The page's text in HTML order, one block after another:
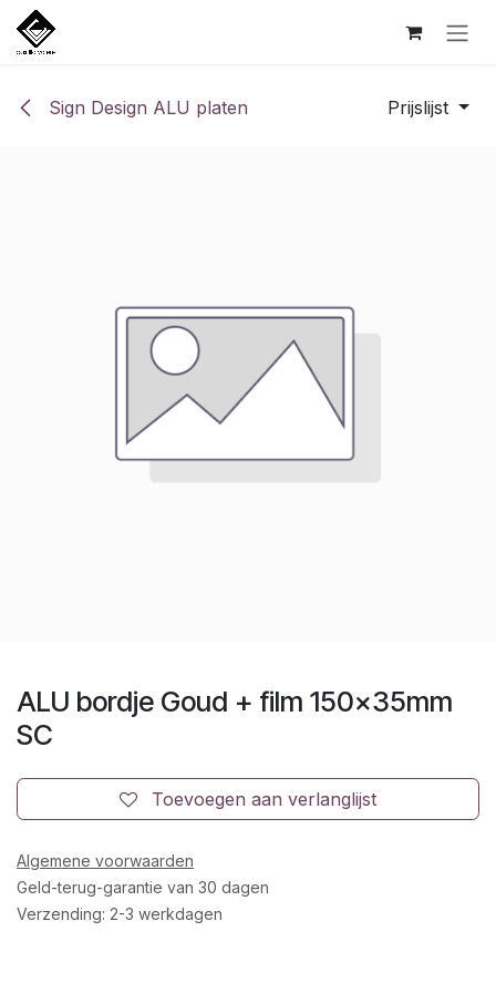
Overslaan naar inhoud
Sign Design ALU platen Prijslijst
ALU bordje Goud + film 150x35mm
SC
Toevoegen aan verlanglijst
Algemene voorwaarden
Geld-terug-garantie van 30 dagen
Verzending: 2-3 werkdagen